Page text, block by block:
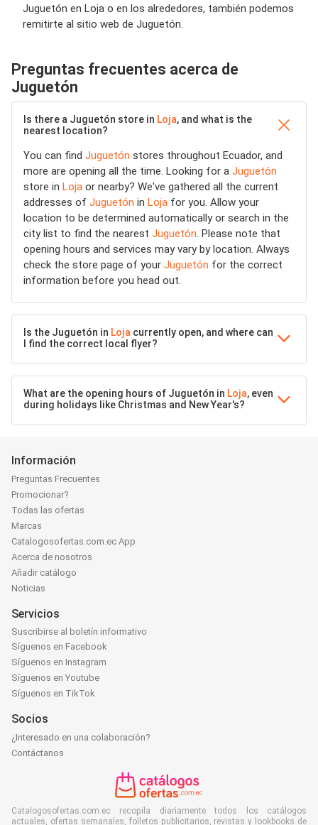
Juguetón en Loja o en los alrededores, también podemos
remitirte al sitio web de Juguetón.
Preguntas frecuentes acerca de
Juguetón
Is there a Juguetón store in Loja, and what is the
nearest location?
You can find Juguetón stores throughout Ecuador, and
more are opening all the time. Looking for a Juguetón
store in Loja or nearby? We've gathered all the current
addresses of Juguetón in Loja for you. Allow your
location to be determined automatically or search in the
city list to find the nearest Juguetón. Please note that
opening hours and services may vary by location. Always
check the store page of your Juguetón for the correct
information before you head out.
Is the Juguetón in Loja currently open, and where can
I find the correct local flyer?
What are the opening hours of Juguetón in Loja, even
during holidays like Christmas and New Year's?
Información
Preguntas Frecuentes
Promocionar?
Todas las ofertas
Marcas
Catalogosofertas.com.ec App
Acerca de nosotros
Añadir catálogo
Noticias
Servicios
Suscribirse al boletín informativo
Síguenos en Facebook
Síguenos en Instagram
Síguenos en Youtube
Síguenos en TikTok
Socios
¿Interesado en una colaboración?
Contáctanos
Catalogosofertas.com.ec recopila diariamente todos los catálogos
actuales, ofertas semanales, folletos publicitarios, revistas y lookbooks de